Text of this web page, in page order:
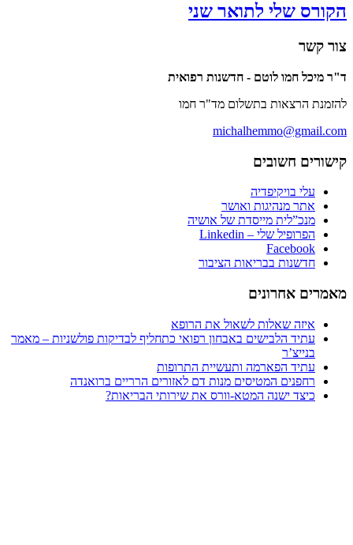
שלי לתואר שני
חמו לוטם - חדשנות רפואית
הרצאות בתשלום מד"ר חמו
חשובים
עלי בויקיפדיה
אתר מנהיגות ואושר
מנכ”לית מייסדת של אושיה
הפרופיל שלי – Linkedin
Facebook
חדשנות בבריאות הציבור
אחרונים
איזה שאלות לשאול את הרופא
עתיד הלבישים באבחון רפואי כתחליף לבדיקות פולשניות – מאמר
בנייצ’ר
עתיד הפארמה ותעשיית התרופות
רחפנים המטיסים מנות דם לאזורים הרריים ברואנדה
כיצד ישנה המטא-וורס את שירותי הבריאות?